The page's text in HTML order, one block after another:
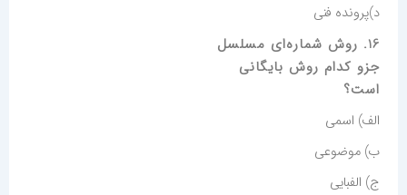
د)پرونده فنی
16. روش شماره‌ای مسلسل
جزو کدام روش بایگانی
است؟
الف) اسمی
ب) موضوعی
ج) الفبایی